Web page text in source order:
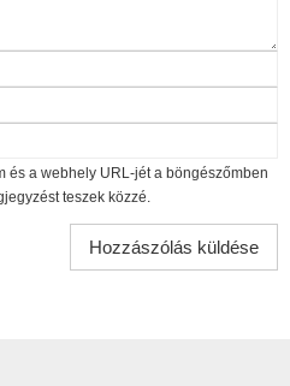
és a webhely URL-jét a böngészőmben
teszek közzé.